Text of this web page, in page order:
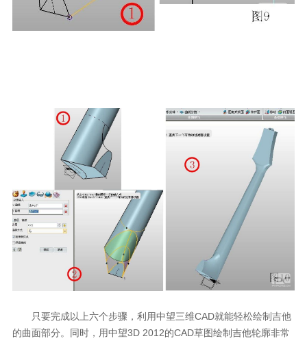
只要完成以上六个步骤，利用中望三维CAD就能轻松绘制吉他
的曲面部分。同时，用中望3D 2012的CAD草图绘制吉他轮廓非常